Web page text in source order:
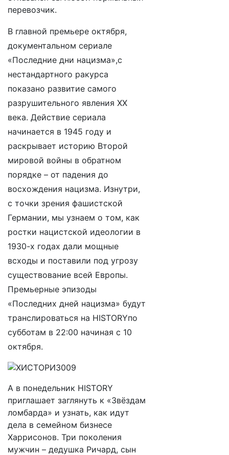
перевозчик.
В главной премьере октября,
документальном сериале
«Последние дни нацизма»,с
нестандартного ракурса
показано развитие самого
разрушительного явления ХХ
века. Действие сериала
начинается в 1945 году и
раскрывает историю Второй
мировой войны в обратном
порядке – от падения до
восхождения нацизма. Изнутри,
с точки зрения фашистской
Германии, мы узнаем о том, как
ростки нацистской идеологии в
1930-х годах дали мощные
всходы и поставили под угрозу
существование всей Европы.
Премьерные эпизоды
«Последних дней нацизма» будут
транслироваться на HISTORYпо
субботам в 22:00 начиная с 10
октября.
А в понедельник HISTORY
приглашает заглянуть к «Звёздам
ломбарда» и узнать, как идут
дела в семейном бизнесе
Харрисонов. Три поколения
мужчин – дедушка Ричард, сын